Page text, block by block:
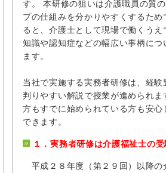
す。 本研修の狙いは介護職員の質
プの仕組みを分かりやすくするた
ると、介護士として現場で働くう
知識や認知症などの幅広い事柄につ
ます。
当社で実施する実務者研修は、経験
判りやすい解説で授業が進められ
方もすでに始められている方も安
できます。
１．実務者研修は介護福祉士の
平成２８年度（第２９回）以降の